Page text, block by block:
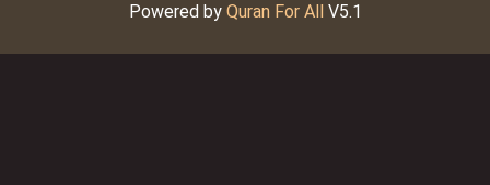
Powered by Quran For AllV5.1